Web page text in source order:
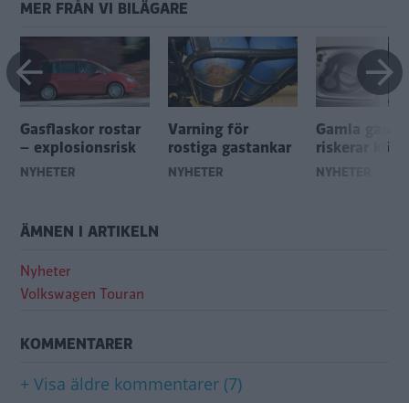
MER FRÅN VI BILÄGARE
Gasflaskor rostar
– explosionsrisk
NYHETER
Varning för
rostiga gastankar
NYHETER
Gamla
riskerar
NYHETER
ÄMNEN I ARTIKELN
Nyheter
Volkswagen Touran
KOMMENTARER
+ Visa äldre kommentarer (7)